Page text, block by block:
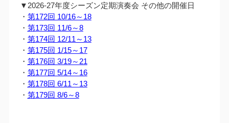
▼2026-27年度シーズン定期演奏会 その他の開催日
・ 第172回 10/16～18
・ 第173回 11/6～8
・ 第174回 12/11～13
・ 第175回 1/15～17
・ 第176回 3/19～21
・ 第177回 5/14～16
・ 第178回 6/11～13
・ 第179回 8/6～8